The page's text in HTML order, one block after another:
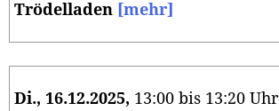
Trödelladen [mehr]
Di., 16.12.2025, 13:00 bis 13:20 Uhr